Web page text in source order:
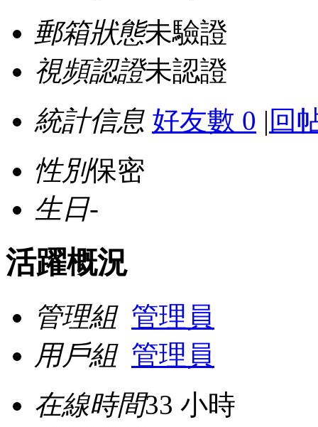
郵箱狀態未驗證
視頻認證未認證
統計信息 好友數 0 | 回
性別保密
生日-
活躍概況
管理組 管理員
用戶組 管理員
在線時間33 小時